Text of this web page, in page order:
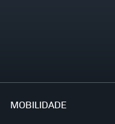
MOBILIDADE